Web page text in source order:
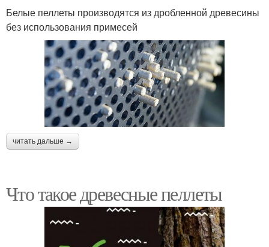
Белые пеллеты производятся из дробленной древесины
без использования примесей
читать дальше →
Что такое древесные пеллеты